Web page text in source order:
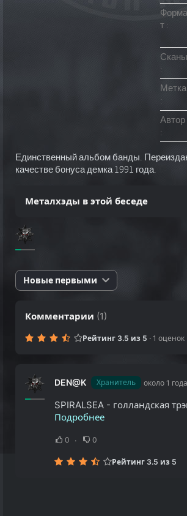
Форма
т :
Сканы
:
Метка
:
Автор
:
Единственный альбом банды.
качестве бонуса демка 1991 года.
Металхэды в этой беседе
Новые первыми
Комментарии (1)
Рейтинг 3.5 из 5 · 1 оценок
DEN@K Хранитель около 1
Подробнее
0 0
Рейтинг 3.5 из 5